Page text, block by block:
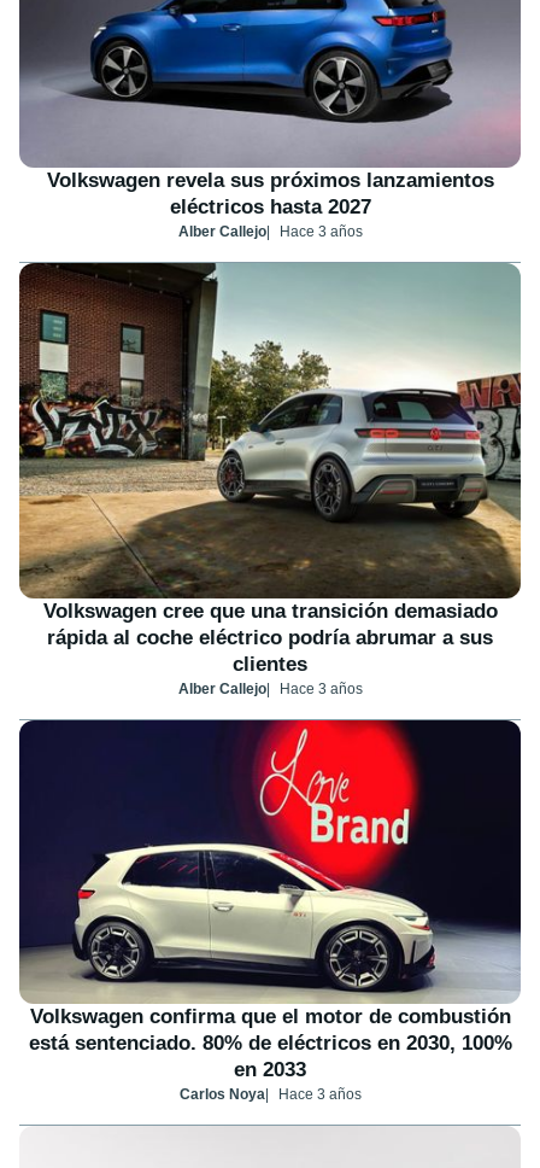
Volkswagen revela sus próximos lanzamientos
eléctricos hasta 2027
Alber Callejo Hace 3 años
Volkswagen cree que una transición demasiado
rápida al coche eléctrico podría abrumar a sus
clientes
Alber Callejo Hace 3 años
Volkswagen confirma que el motor de combustión
está sentenciado. 80% de eléctricos en 2030, 100%
en 2033
Carlos Noya Hace 3 años